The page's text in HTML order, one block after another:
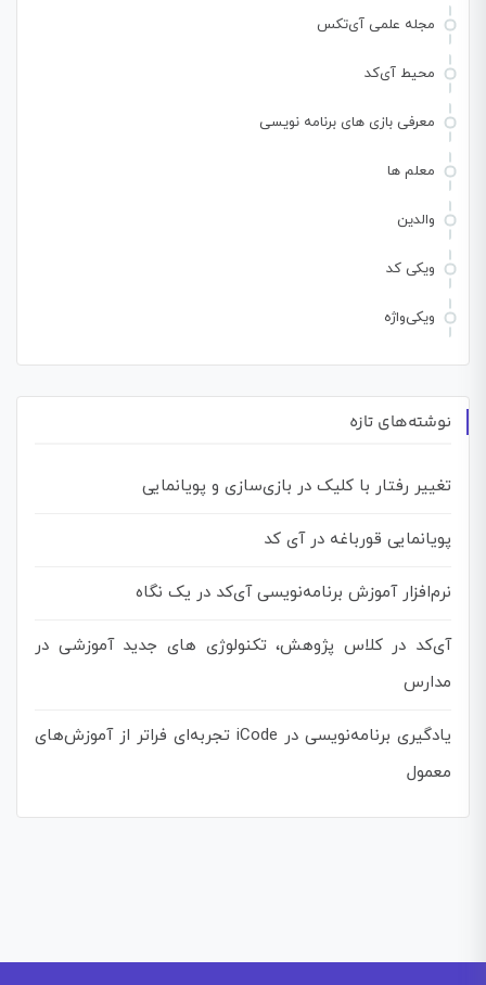
مجله علمی آی‌تکس
محیط آی‌کد
معرفی بازی های برنامه نویسی
معلم ها
والدین
ویکی کد
ویکی‌واژه
نوشته‌های تازه
تغییر رفتار با کلیک در بازی‌سازی و پویانمایی
پویانمایی قورباغه در آی کد
نرم‌افزار آموزش برنامه‌نویسی آی‌کد در یک نگاه
آی‌کد در کلاس پژوهش، تکنولوژی های جدید آموزشی در
مدارس
یادگیری برنامه‌نویسی در iCode تجربه‌ای فراتر از آموزش‌های
معمول